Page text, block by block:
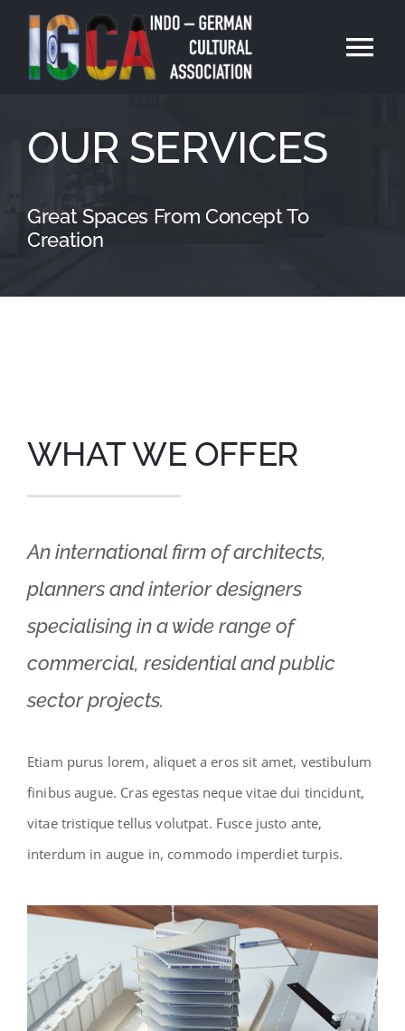
content
Membership
About Us
OUR SERVICES
Great Spaces From Concept To
Creation
WHAT WE OFFER
An international firm of architects,
planners and interior designers
specialising in a wide range of
commercial, residential and public
sector projects.
Etiam purus lorem, aliquet a eros sit amet, vestibulum
finibus augue. Cras egestas neque vitae dui tincidunt,
vitae tristique tellus volutpat. Fusce justo ante,
interdum in augue in, commodo imperdiet turpis.